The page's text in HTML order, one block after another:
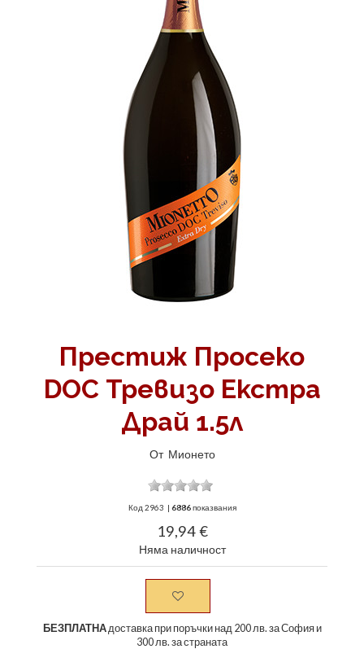
Престиж Просеко
DOC Тревизо Екстра
Драй 1.5л
От Мионето
Код 2963 | 6886показвания
19,94 €
Няма наличност
БЕЗПЛАТНАдоставка при поръчки над 200 лв. за София и
300 лв. за страната